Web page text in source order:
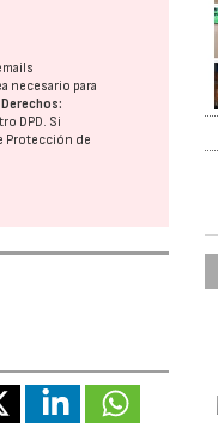
necesario para
Derechos:
DPD. Si
Protección de
30/07/2026